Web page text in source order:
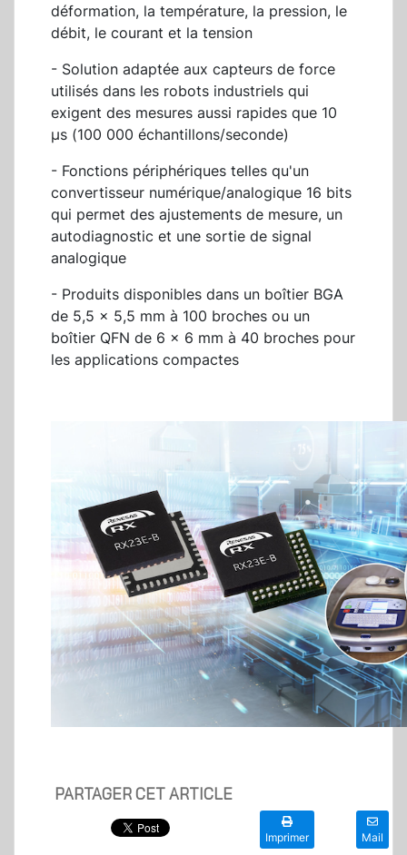
déformation, la température, la pression, le
débit, le courant et la tension
- Solution adaptée aux capteurs de force
utilisés dans les robots industriels qui
exigent des mesures aussi rapides que 10
µs (100 000 échantillons/seconde)
- Fonctions périphériques telles qu'un
convertisseur numérique/analogique 16 bits
qui permet des ajustements de mesure, un
autodiagnostic et une sortie de signal
analogique
- Produits disponibles dans un boîtier BGA
de 5,5 x 5,5 mm à 100 broches ou un
boîtier QFN de 6 x 6 mm à 40 broches pour
les applications compactes
PARTAGER CET ARTICLE
Imprimer Mail